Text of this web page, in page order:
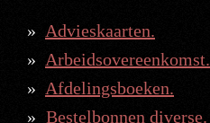
Advieskaarten.
Arbeidsovereenkomst.
Afdelingsboeken.
Bestelbonnen diverse.